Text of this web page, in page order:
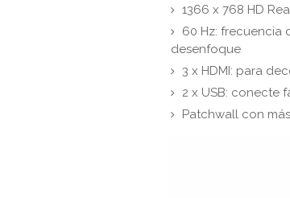
1366 x 768 HD
60 Hz: frecuencia
desenfoque
3 x HDMI: para
2 x USB: conecte
Patchwall con